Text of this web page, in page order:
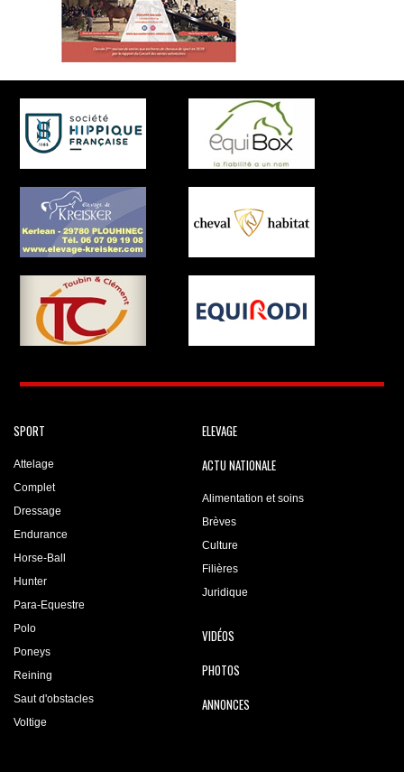
SPORT
Attelage
Complet
Dressage
Endurance
Horse-Ball
Hunter
Para-Equestre
Polo
Poneys
Reining
Saut d'obstacles
Voltige
ELEVAGE
ACTU NATIONALE
Alimentation et soins
Brèves
Culture
Filières
Juridique
VIDÉOS
PHOTOS
ANNONCES